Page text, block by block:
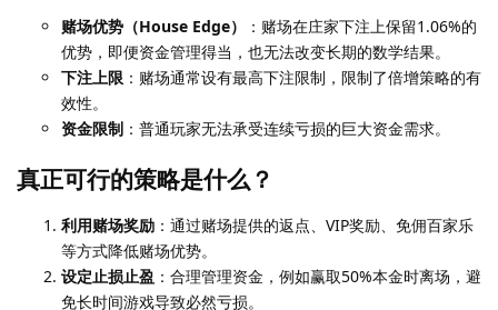
赌场优势（House Edge）
：赌场在庄家下注上保留1.06%的
优势，即便资金管理得当，也无法改变长期的数学结果。
下注上限 ：赌场通常设有最高下注限制，限制了倍增策略的有
效性。
资金限制 ：普通玩家无法承受连续亏损的巨大资金需求。
真正可行的策略是什么？
利用赌场奖励 ：通过赌场提供的返点、VIP奖励、免佣百家乐
等方式降低赌场优势。
设定止损止盈 ：合理管理资金，例如赢取50%本金时离场，避
免长时间游戏导致必然亏损。